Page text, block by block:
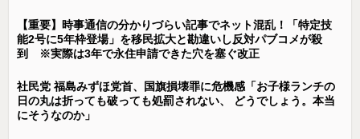
【重要】時事通信の分かりづらい記事でネット混乱！「特定技
能2号に5年枠登場」を移民拡大と勘違いし反対パブコメが殺
到 ※実際は3年で永住申請できた穴を塞ぐ改正
社民党 福島みずほ党首、国旗損壊罪に危機感「お子様ランチの
日の丸は折っても破っても処罰されない、 どうでしょう。本当
にそうなのか」